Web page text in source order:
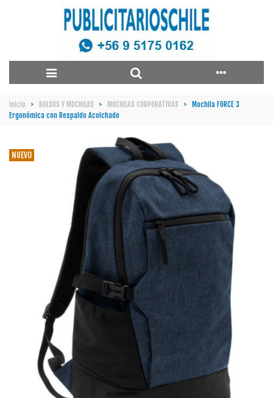
Inicio > BOLSOS Y MOCHILAS > MOCHILAS CORPORATIVAS > Mochila FORCE 3
Ergonómica con Respaldo Acolchado
NUEVO